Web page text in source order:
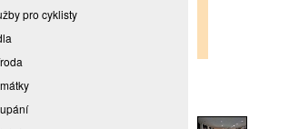
pro cyklisty